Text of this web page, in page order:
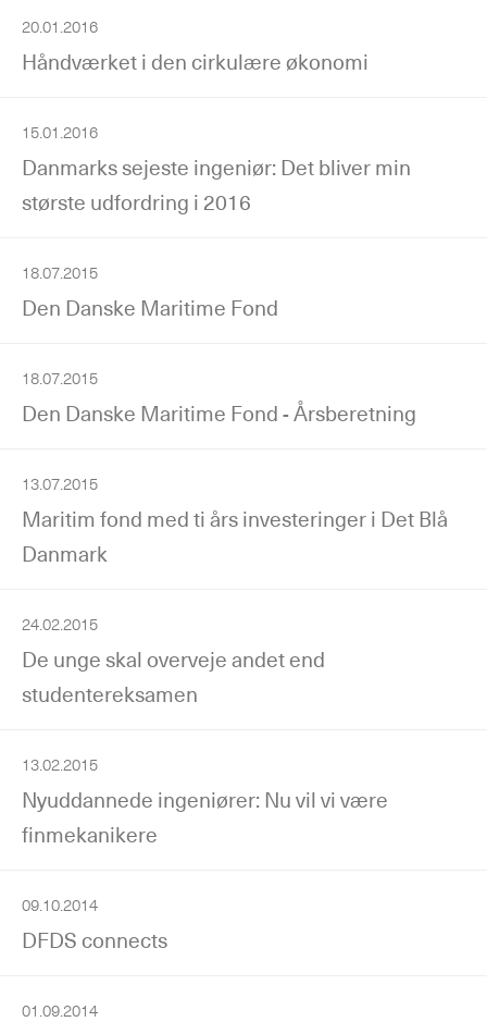
20.01.2016
Håndværket i den cirkulære økonomi
15.01.2016
Danmarks sejeste ingeniør: Det bliver min
største udfordring i 2016
18.07.2015
Den Danske Maritime Fond
18.07.2015
Den Danske Maritime Fond - Årsberetning
13.07.2015
Maritim fond med ti års investeringer i Det Blå
Danmark
24.02.2015
De unge skal overveje andet end
studentereksamen
13.02.2015
Nyuddannede ingeniører: Nu vil vi være
finmekanikere
09.10.2014
DFDS connects
01.09.2014